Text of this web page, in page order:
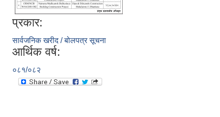
प्रकार:
सार्वजनिक खरीद / बोलपत्र सूचना
आर्थिक वर्ष:
०८१/०८२